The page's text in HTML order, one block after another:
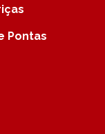
Pontas